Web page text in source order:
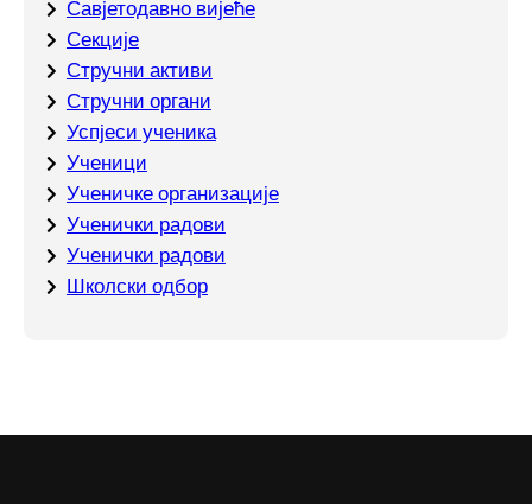
Савјетодавно вијеће
Секције
Стручни активи
Стручни органи
Успјеси ученика
Ученици
Ученичке организације
Ученички радови
Ученички радови
Школски одбор